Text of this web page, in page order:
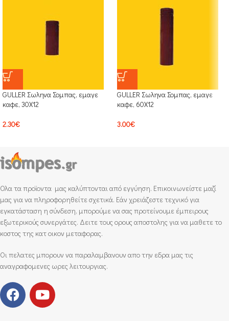
GULLER Σωληνα Σομπας, εμαγε
καφε, 30Χ12
2.30€
GULLER Σωληνα Σομπας, εμαγε
καφε, 60Χ12
3.00€
Ολα τα προϊοντα μας καλύπτονται από εγγύηση. Επικοινωνείστε μαζί
μας για να πληροφορηθείτε σχετικά. Εάν χρειάζεστε τεχνικό για
εγκατάσταση η σύνδεση, μπορούμε να σας προτείνουμε έμπειρους
εξωτερικούς συνεργάτες. Δειτε τους ορους αποστολης για να μαθετε το
κοστος της κατ οικον μεταφορας.
Οι πελατες μπορουν να παραλαμβανουν απο την εδρα μας τις
αναγραφομενες ωρες λειτουργιας.